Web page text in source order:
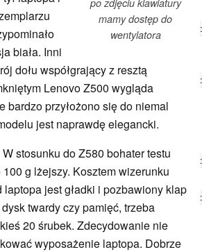
mamy dostęp do
wentylatora
biała. Inni
dołu współgrający z resztą
Lenovo Z500 wygląda
bardzo przyłożono się do niemal
jest naprawdę elegancki.
stosunku do Z580 bohater testu
g lżejszy. Kosztem wizerunku
jest gładki i pozbawiony klap
twardy czy pamięć, trzeba
20 śrubek. Zdecydowanie nie
wyposażenie laptopa. Dobrze